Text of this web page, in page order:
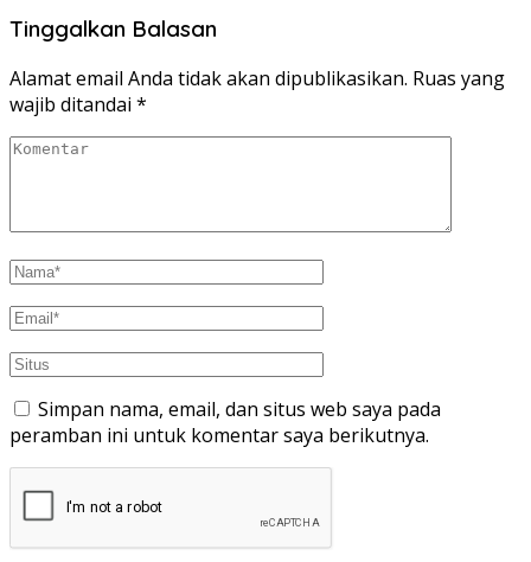
Tinggalkan Balasan
Alamat email Anda tidak akan dipublikasikan. Ruas yang
wajib ditandai *
Simpan nama, email, dan situs web saya pada
peramban ini untuk komentar saya berikutnya.